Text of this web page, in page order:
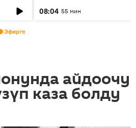
08:04 55 мин
Эфирге
айдоочу
каза болду